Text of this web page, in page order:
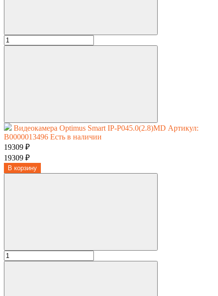
Видеокамера Optimus Smart IP-P045.0(2.8)MD Артикул:
В0000013496 Есть в наличии
19309 ₽
19309 ₽
В корзину